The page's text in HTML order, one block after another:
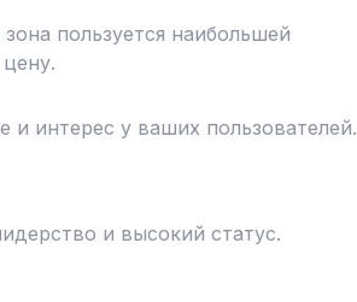
пользуется наибольшей
интерес у ваших пользователей.
и высокий статус.